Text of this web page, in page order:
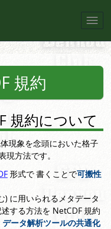
規約
規約について
現象を念頭においた格子
現方法です。
形式で 書くことで可搬性
) に用いられるメタデータ
する方法を NetCDF 規約
データ解析ツールの共通化